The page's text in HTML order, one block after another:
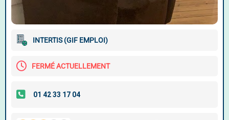
INTERTIS (GIF EMPLOI)
FERMÉ ACTUELLEMENT